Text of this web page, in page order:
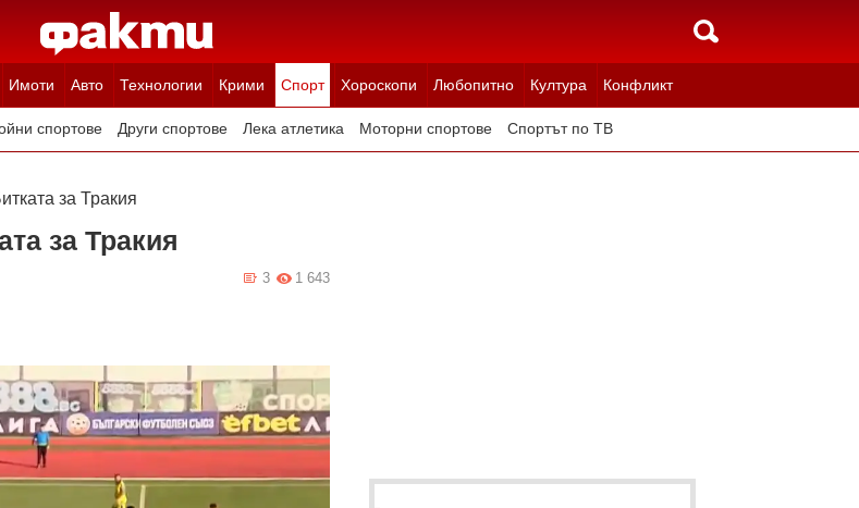
Имоти Авто Технологии Крими Спорт Хороскопи Любопитно Култура Конфликт
спортове Други спортове Лека атлетика Моторни спортове Спортът по ТВ
за Тракия
за Тракия
1 643
3